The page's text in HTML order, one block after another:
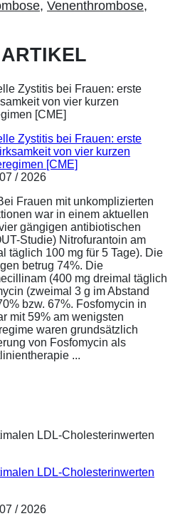
, Venenthrombose,
Zystitis bei Frauen: erste
von vier kurzen
[CME]
/ 2026
Frauen mit unkomplizierten
war in einem aktuellen
gängigen antibiotischen
Studie) Nitrofurantoin am
täglich 100 mg für 5 Tage). Die
betrug 74%. Die
(400 mg dreimal täglich
(zweimal 3 g im Abstand
bzw. 67%. Fosfomycin in
mit 59% am wenigsten
waren grundsätzlich
von Fosfomycin als
...
LDL-Cholesterinwerten
/ 2026